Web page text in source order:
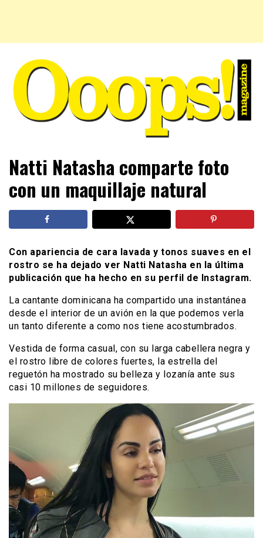
Ooops! Magazine
al tanto de las celebridades que sigues, todo a tu alcance
en un mismo lugar. Grupo Leferas™
Natti Natasha comparte foto
con un maquillaje natural
Con apariencia de cara lavada y tonos suaves en el
rostro se ha dejado ver Natti Natasha en la última
publicación que ha hecho en su perfil de Instagram.
La cantante dominicana ha compartido una instantánea
desde el interior de un avión en la que podemos verla
un tanto diferente a como nos tiene acostumbrados.
Vestida de forma casual, con su larga cabellera negra y
el rostro libre de colores fuertes, la estrella del
reguetón ha mostrado su belleza y lozanía ante sus
casi 10 millones de seguidores.